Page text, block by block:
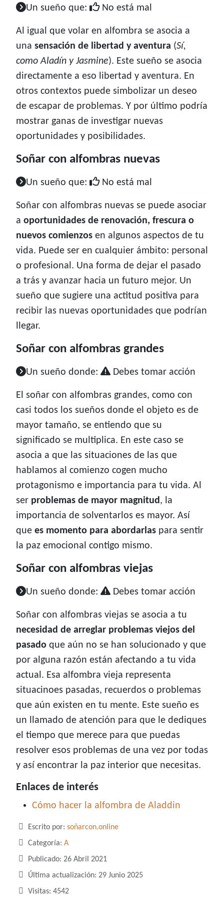
Un sueño que: No está mal
Al igual que volar en alfombra se asocia a
una sensación de libertad y aventura (Sí,
como Aladín y Jasmine). Este sueño se asocia
directamente a eso libertad y aventura. En
otros contextos puede simbolizar un deseo
de escapar de problemas. Y por último podría
mostrar ganas de investigar nuevas
oportunidades y posibilidades.
Soñar con alfombras nuevas
Un sueño que: No está mal
Soñar con alfombras nuevas se puede asociar
a oportunidades de renovación, frescura o
nuevos comienzos en algunos aspectos de tu
vida. Puede ser en cualquier ámbito: personal
o profesional. Una forma de dejar el pasado
a trás y avanzar hacia un futuro mejor. Un
sueño que sugiere una actitud positiva para
recibir las nuevas oportunidades que podrían
llegar.
Soñar con alfombras grandes
Un sueño donde: Debes tomar acción
El soñar con alfombras grandes, como con
casi todos los sueños donde el objeto es de
mayor tamaño, se entiendo que su
significado se multiplica. En este caso se
asocia a que las situaciones de las que
hablamos al comienzo cogen mucho
protagonismo e importancia para tu vida. Al
ser problemas de mayor magnitud, la
importancia de solventarlos es mayor. Así
que es momento para abordarlas para sentir
la paz emocional contigo mismo.
Soñar con alfombras viejas
Un sueño donde: Debes tomar acción
Soñar con alfombras viejas se asocia a tu
necesidad de arreglar problemas viejos del
pasado que aún no se han solucionado y que
por alguna razón están afectando a tu vida
actual. Esa alfombra vieja representa
situacinoes pasadas, recuerdos o problemas
que aún existen en tu mente. Este sueño es
un llamado de atención para que le dediques
el tiempo que merece para que puedas
resolver esos problemas de una vez por todas
y así encontrar la paz interior que necesitas.
Enlaces de interés
Cómo hacer la alfombra de Aladdin
Detalles
Escrito por: soñarcon.online
Categoría: A
Publicado: 26 Abril 2021
Última actualización: 29 Junio 2025
Visitas: 4542